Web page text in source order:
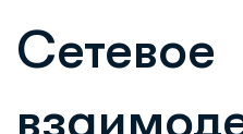
Сетевое